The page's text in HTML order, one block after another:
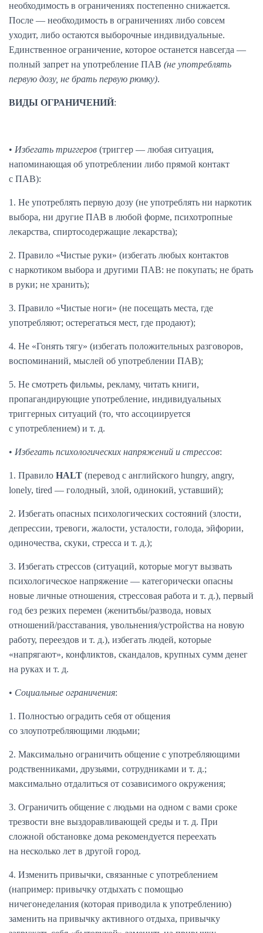
необходимость в ограничениях постепенно снижается.
После — необходимость в ограничениях либо совсем
уходит, либо остаются выборочные индивидуальные.
Единственное ограничение, которое останется навсегда —
полный запрет на употребление ПАВ (не употреблять
первую дозу, не брать первую рюмку).
ВИДЫ ОГРАНИЧЕНИЙ:
• Избегать триггеров (триггер — любая ситуация,
напоминающая об употреблении либо прямой контакт
с ПАВ):
1. Не употреблять первую дозу (не употреблять ни наркотик
выбора, ни другие ПАВ в любой форме, психотропные
лекарства, спиртосодержащие лекарства);
2. Правило «Чистые руки» (избегать любых контактов
с наркотиком выбора и другими ПАВ: не покупать; не брать
в руки; не хранить);
3. Правило «Чистые ноги» (не посещать места, где
употребляют; остерегаться мест, где продают);
4. Не «Гонять тягу» (избегать положительных разговоров,
воспоминаний, мыслей об употреблении ПАВ);
5. Не смотреть фильмы, рекламу, читать книги,
пропагандирующие употребление, индивидуальных
триггерных ситуаций (то, что ассоциируется
с употреблением) и т. д.
• Избегать психологических напряжений и стрессов:
1. Правило HALT (перевод с английского hungry, angry,
lonely, tired — голодный, злой, одинокий, уставший);
2. Избегать опасных психологических состояний (злости,
депрессии, тревоги, жалости, усталости, голода, эйфории,
одиночества, скуки, стресса и т. д.);
3. Избегать стрессов (ситуаций, которые могут вызвать
психологическое напряжение — категорически опасны
новые личные отношения, стрессовая работа и т. д.), первый
год без резких перемен (женитьбы/развода, новых
отношений/расставания, увольнения/устройства на новую
работу, переездов и т. д.), избегать людей, которые
«напрягают», конфликтов, скандалов, крупных сумм денег
на руках и т. д.
• Социальные ограничения:
1. Полностью оградить себя от общения
со злоупотребляющими людьми;
2. Максимально ограничить общение с употребляющими
родственниками, друзьями, сотрудниками и т. д.;
максимально отдалиться от созависимого окружения;
3. Ограничить общение с людьми на одном с вами сроке
трезвости вне выздоравливающей среды и т. д. При
сложной обстановке дома рекомендуется переехать
на несколько лет в другой город.
4. Изменить привычки, связанные с употреблением
(например: привычку отдыхать с помощью
ничегонеделания (которая приводила к употреблению)
заменить на привычку активного отдыха, привычку